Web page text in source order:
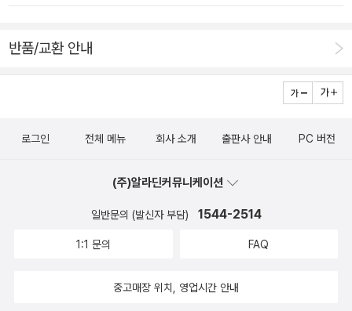
틀리다는 것을 안다. 대부분의 사람들이 살면서 인생 전반에 걸쳐
드러내는 것들보다 더 많은것들이 그 비극적인 하룻밤 사이에드
러났기 때문이다.「한 번에 한 발자국씩이요.」 뭔가심오한 경험과
은 그 근원과 상관없이 다같은 것일지도 모른다는 생각이 든다.
필요는 없어요. 하지만 그래도 계속 나아가야해요.냄새를 맡지 못
한다는 것은 흑백으로만 이루어진 세상을 바라보는 것처럼 하나
다. 나는 상상으로 그에게선 아무 냄새가 나지 않을 거라는 결론
반품/교환 안내
로그인 전체 메뉴 회사 소개 출판사 안내 PC 버전
(주)알라딘커뮤니케이션
일반문의 (발신자 부담) 1544-2514
1:1 문의 FAQ
중고매장 위치, 영업시간 안내